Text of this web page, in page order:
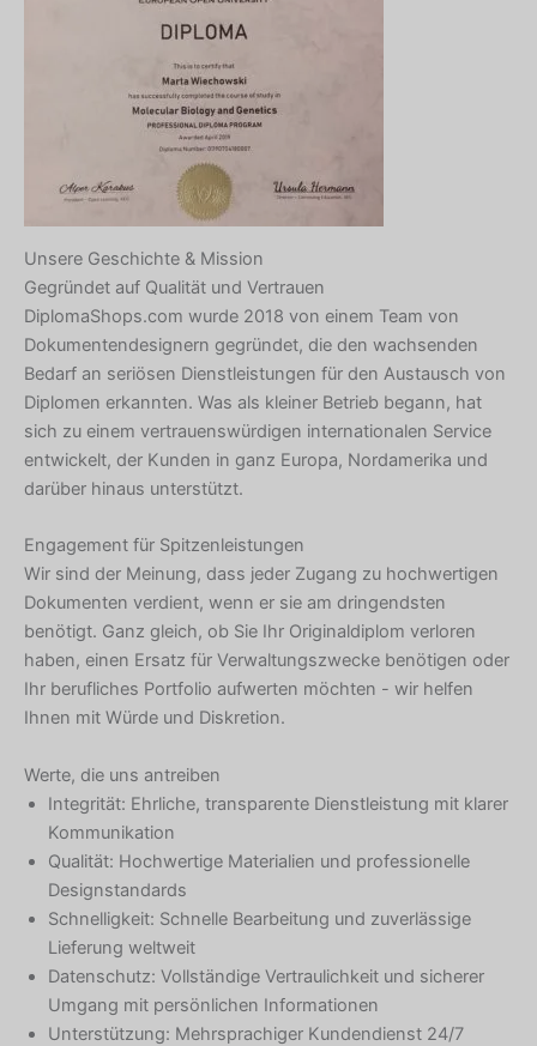
Unsere Geschichte & Mission
Gegründet auf Qualität und Vertrauen
DiplomaShops.com wurde 2018 von einem Team von
Dokumentendesignern gegründet, die den wachsenden
Bedarf an seriösen Dienstleistungen für den Austausch von
Diplomen erkannten. Was als kleiner Betrieb begann, hat
sich zu einem vertrauenswürdigen internationalen Service
entwickelt, der Kunden in ganz Europa, Nordamerika und
darüber hinaus unterstützt.
Engagement für Spitzenleistungen
Wir sind der Meinung, dass jeder Zugang zu hochwertigen
Dokumenten verdient, wenn er sie am dringendsten
benötigt. Ganz gleich, ob Sie Ihr Originaldiplom verloren
haben, einen Ersatz für Verwaltungszwecke benötigen oder
Ihr berufliches Portfolio aufwerten möchten - wir helfen
Ihnen mit Würde und Diskretion.
Werte, die uns antreiben
Integrität: Ehrliche, transparente Dienstleistung mit klarer
Kommunikation
Qualität: Hochwertige Materialien und professionelle
Designstandards
Schnelligkeit: Schnelle Bearbeitung und zuverlässige
Lieferung weltweit
Datenschutz: Vollständige Vertraulichkeit und sicherer
Umgang mit persönlichen Informationen
Unterstützung: Mehrsprachiger Kundendienst 24/7